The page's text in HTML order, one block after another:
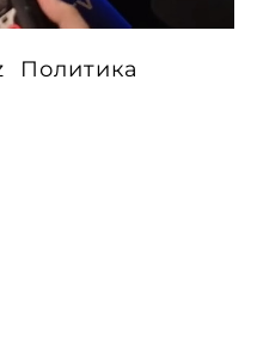
Политика